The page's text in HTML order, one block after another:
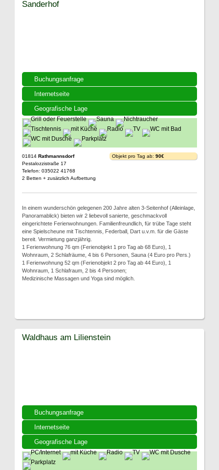
Buchungsanfrage
Internetseite
Geografische Lage
Sanderhof
01814 Rathmannsdorf
Pestalozzistraße 17
Telefon: 035022 41768
2 Betten + zusätzlich Aufbettung
Objekt pro Tag ab: 90€
In einem wunderschön gelegenen 200 Jahre alten 3-Seitenhof (Alleinlage,
Panoramablick) bieten wir 2 liebevoll sanierte, geschmackvoll
eingerichtete Ferienwohnungen. Familienfreundlich, für trübe Tage steht
eine Spielscheune mit Tischtennis, Federball, Dart u.v.m. für die Gäste
bereit. Vermietung ganzjährig.
1 Ferienwohnung 76 qm (Ferienobjekt 1 pro Tag ab 68 Euro), 1
Wohnraum, 2 Schlafräume, 4 bis 6 Personen, Sauna (4 Euro pro Pers.)
1 Ferienwohnung 52 qm (Ferienobjekt 2 pro Tag ab 44 Euro), 1
Wohnraum, 1 Schlafraum, 2 bis 4 Personen;
Medizinische Massagen und Yoga sind möglich.
Buchungsanfrage
Internetseite
Geografische Lage
Waldhaus am Lilienstein